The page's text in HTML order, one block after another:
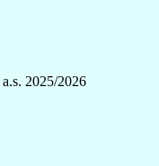
2025/2026